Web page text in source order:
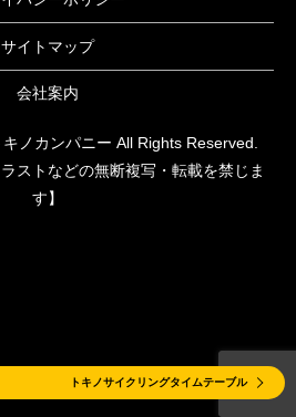
サイトマップ
会社案内
ノカンパニー All Rights Reserved.
ストなどの無断複写・転載を禁じま
す】
トキノサイクリングタイムテーブル